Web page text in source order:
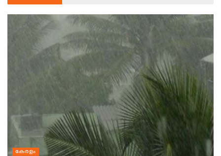
കേരളം